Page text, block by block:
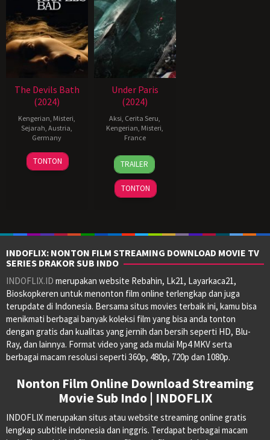
The Devils Bath
(2024)
Kengerian, Misteri,
Sejarah,Austria,
Germany
8
Mar
Veronika
Franz
TONTON
Under Paris
(2024)
Aksi, Cerita Seru,
Kengerian, Misteri,
France
5
Jun
2024
Xavier
Gens
TRAILER
TONTON
INDOFLIX: NONTON FILM STREAMING DOWNLOAD MOVIE TV
SERIES DRAKOR SUB INDO
INDOFLIX.ID merupakan website Rebahin, Lk21, Layarkaca21,
Bioskopkeren untuk menonton film online terlengkap dan juga
terupdate di Indonesia. Bersama situs movies terbaik ini, kamu bisa
menikmati berbagai banyak koleksi film yang bisa anda tonton
dengan gratis dan kualitas yang jernih dan bersih seperti HD, Blu-
Ray, dan lainnya. Format video yang ada mulai Mp4 MKV serta
berbagai macam resolusi seperti 360p, 480p, 720p dan 1080p.
Nonton Film Online Download Streaming
Movie Sub Indo | INDOFLIX
INDOFLIX merupakan situs atau website streaming online gratis
lengkap subtitle indonesia dan inggris. Terdapat berbagai macam